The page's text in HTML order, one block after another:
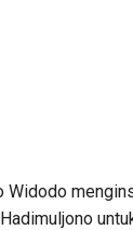
Widodo